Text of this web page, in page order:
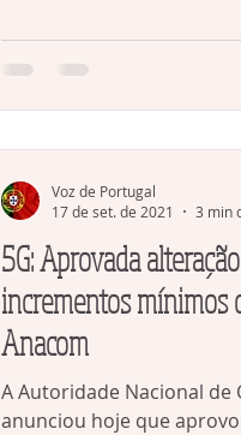
5G: Aprovada
incrementos
Anacom
A Autoridade Nacional de
anunciou hoje que
Voz de Portugal
17 de set. de 2021
3 min